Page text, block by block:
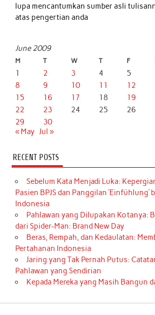
lupa mencantumkan sumber asli
atas pengertian anda
June 2009
M T W T F
1 2 3 4 5
8
9 10 11 12
15
16 17 18 19
22
23 24 25 26
29
30
« May Jul »
RECENT POSTS
Sebelum Kata Menjadi Luka:
Pasien BPJS dan Panggilan ‘Einfühlung’
Indonesia
Pahlawan yang Dilupakan Kotanya:
dari Spider-Man: Brand New Day
Beras, Rempah, dan Kedaulatan:
Pertahanan Indonesia
Jaring yang Tak Pernah Putus:
Pahlawan yang Sendirian
Kepada Mereka yang Masih Bangun